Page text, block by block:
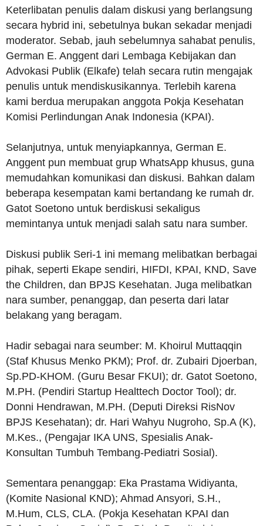
Keterlibatan penulis dalam diskusi yang berlangsung
secara hybrid ini, sebetulnya bukan sekadar menjadi
moderator. Sebab, jauh sebelumnya sahabat penulis,
German E. Anggent dari Lembaga Kebijakan dan
Advokasi Publik (Elkafe) telah secara rutin mengajak
penulis untuk mendiskusikannya. Terlebih karena
kami berdua merupakan anggota Pokja Kesehatan
Komisi Perlindungan Anak Indonesia (KPAI).
Selanjutnya, untuk menyiapkannya, German E.
Anggent pun membuat grup WhatsApp khusus, guna
memudahkan komunikasi dan diskusi. Bahkan dalam
beberapa kesempatan kami bertandang ke rumah dr.
Gatot Soetono untuk berdiskusi sekaligus
memintanya untuk menjadi salah satu nara sumber.
Diskusi publik Seri-1 ini memang melibatkan berbagai
pihak, seperti Ekape sendiri, HIFDI, KPAI, KND, Save
the Children, dan BPJS Kesehatan. Juga melibatkan
nara sumber, penanggap, dan peserta dari latar
belakang yang beragam.
Hadir sebagai nara seumber: M. Khoirul Muttaqqin
(Staf Khusus Menko PKM); Prof. dr. Zubairi Djoerban,
Sp.PD-KHOM. (Guru Besar FKUI); dr. Gatot Soetono,
M.PH. (Pendiri Startup Healttech Doctor Tool); dr.
Donni Hendrawan, M.PH. (Deputi Direksi RisNov
BPJS Kesehatan); dr. Hari Wahyu Nugroho, Sp.A (K),
M.Kes., (Pengajar IKA UNS, Spesialis Anak-
Konsultan Tumbuh Tembang-Pediatri Sosial).
Sementara penanggap: Eka Prastama Widiyanta,
(Komite Nasional KND); Ahmad Ansyori, S.H.,
M.Hum, CLS, CLA. (Pokja Kesehatan KPAI dan